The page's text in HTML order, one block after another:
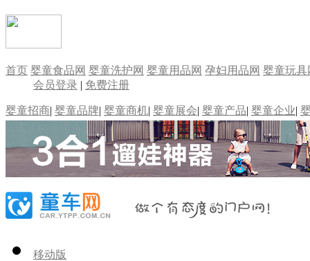
首页 婴童食品网 婴童洗护网 婴童用品网 孕妇用品网 婴童玩具
会员登录 | 免费注册
婴童招商| 婴童品牌| 婴童商机| 婴童展会| 婴童产品| 婴童企业|
移动版